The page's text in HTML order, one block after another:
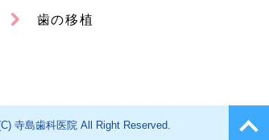
歯の移植
寺島歯科医院 All Right Reserved.